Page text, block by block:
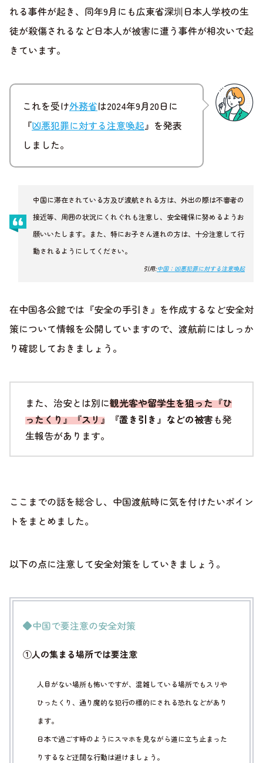
れる事件が起き、同年9月にも広東省深圳日本人学校の生
徒が殺傷されるなど日本人が被害に遭う事件が相次いで起
きています。
これを受け外務省は2024年9月20日に
『凶悪犯罪に対する注意喚起』を発表
しました。
中国に滞在されている方及び渡航される方は、外出の際は不審者の
接近等、周囲の状況にくれぐれも注意し、安全確保に努めるようお
願いいたします。また、特にお子さん連れの方は、十分注意して行
動されるようにしてください。
引用:中国：凶悪犯罪に対する注意喚起
在中国各公館では『安全の手引き』を作成するなど安全対
策について情報を公開していますので、渡航前にはしっか
り確認しておきましょう。
また、治安とは別に観光客や留学生を狙った『ひ
ったくり』『スリ』『置き引き』などの被害も発
生報告があります。
ここまでの話を総合し、中国渡航時に気を付けたいポイン
トをまとめました。
以下の点に注意して安全対策をしていきましょう。
◆中国で要注意の安全対策
①人の集まる場所では要注意
人目がない場所も怖いですが、混雑している場所でもスリや
ひったくり、通り魔的な犯行の標的にされる恐れなどがあり
ます。
日本で過ごす時のようにスマホを見ながら道に立ち止まった
りするなど迂闊な行動は避けましょう。